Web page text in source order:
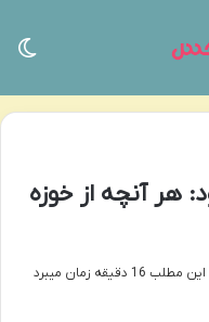
هر آنچه از خوزه
16 دقیقه زمان میبرد